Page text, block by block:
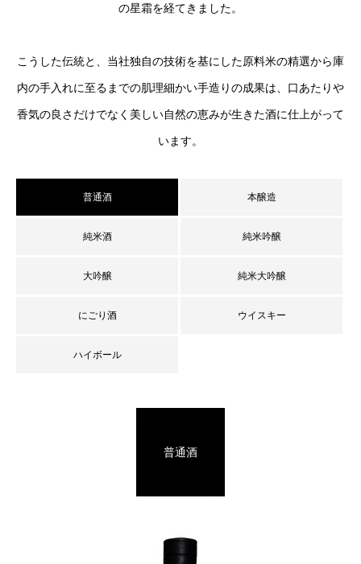
の星霜を経てきました。
こうした伝統と、当社独自の技術を基にした原料米の精選から庫
内の手入れに至るまでの肌理細かい手造りの成果は、口あたりや
香気の良さだけでなく美しい自然の恵みが生きた酒に仕上がって
います。
普通酒 本醸造
純米酒 純米吟醸
大吟醸 純米大吟醸
にごり酒 ウイスキー
ハイボール
普通酒